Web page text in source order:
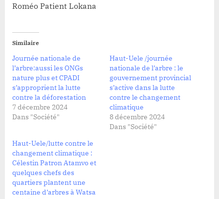
Roméo Patient Lokana
Similaire
Journée nationale de
l’arbre:aussi les ONGs
nature plus et CPADI
s’approprient la lutte
contre la déforestation
7 décembre 2024
Dans "Société"
Haut-Uele /journée
nationale de l’arbre : le
gouvernement provincial
s’active dans la lutte
contre le changement
climatique
8 décembre 2024
Dans "Société"
Haut-Uele/lutte contre le
changement climatique :
Célestin Patron Atamvo et
quelques chefs des
quartiers plantent une
centaine d’arbres à Watsa